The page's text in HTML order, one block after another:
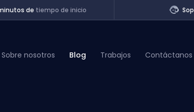
de tiempo de inicio
Sobre nosotros Blog Trabajos Contáctanos